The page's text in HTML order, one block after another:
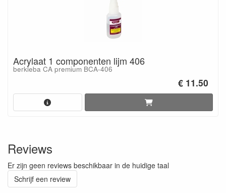
Acrylaat 1 componenten lijm 406
berkleba CA premium BCA-406
€ 11.50
Reviews
Er zijn geen reviews beschikbaar in de huidige taal
Schrijf een review